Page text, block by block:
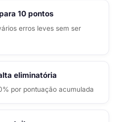
10 pontos
erros leves sem ser
eliminatória
por pontuação acumulada